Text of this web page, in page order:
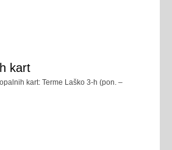
kart
kart: Terme Laško 3-h (pon. –